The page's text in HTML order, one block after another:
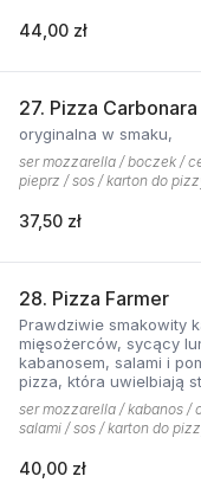
44,00 zł
27. Pizza Carbonara
oryginalna w smaku,
ser mozzarella / boczek /
pieprz / sos / karton do
37,50 zł
28. Pizza Farmer
Prawdziwie smakowity
mięsożerców, sycący lunch
kabanosem, salami i
pizza, która uwielbiają
ser mozzarella / kabanos /
salami / sos / karton do
40,00 zł